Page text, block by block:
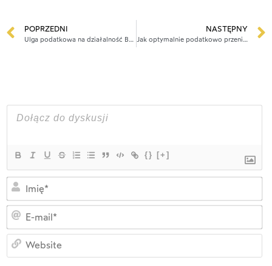
POPRZEDNI
Ulga podatkowa na działalność B+R jako narzędzie optymalizacji podatkowej
NASTĘPNY
Jak optymalnie podatkowo przenieść nieruchomość na spółkę?
{} [+]
E-